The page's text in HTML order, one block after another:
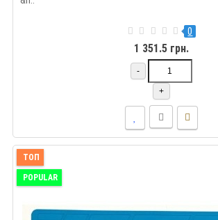
0
1 351.5 грн.
-
+
ТОП
POPULAR